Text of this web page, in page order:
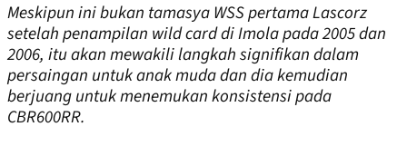
Meskipun ini bukan tamasya WSS pertama Lascorz
setelah penampilan wild card di Imola pada 2005 dan
2006, itu akan mewakili langkah signifikan dalam
persaingan untuk anak muda dan dia kemudian
berjuang untuk menemukan konsistensi pada
CBR600RR.